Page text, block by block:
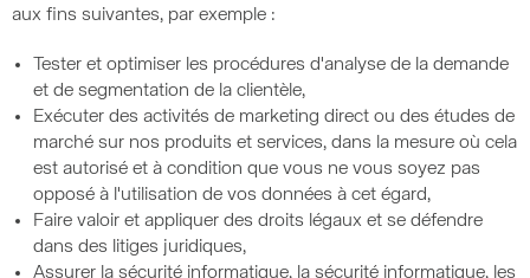
aux fins suivantes, par exemple :
Tester et optimiser les procédures d'analyse de la demande
et de segmentation de la clientèle,
Exécuter des activités de marketing direct ou des études de
marché sur nos produits et services, dans la mesure où cela
est autorisé et à condition que vous ne vous soyez pas
opposé à l'utilisation de vos données à cet égard,
Faire valoir et appliquer des droits légaux et se défendre
dans des litiges juridiques,
Assurer la sécurité informatique, la sécurité informatique, les